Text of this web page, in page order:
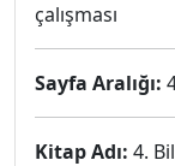
çalışması
Sayfa Aralığı:
Kitap Adı: 4.